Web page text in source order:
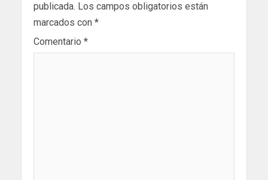
publicada. Los campos obligatorios están
marcados con *
Comentario *